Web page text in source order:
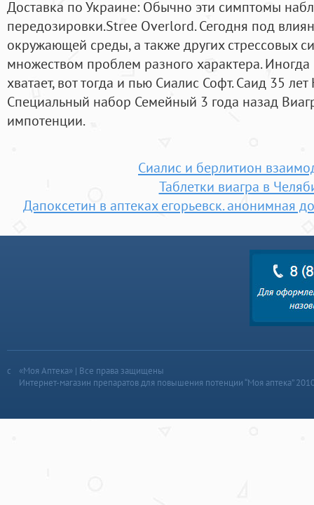
Доставка по Украине: Обычно эти симптомы
передозировки.Stree Overlord. Сегодня под
окружающей среды, а также других стрессовых
множеством проблем разного характера.
хватает, вот тогда и пью Сиалис Софт. Саид 35
Специальный набор Семейный 3 года назад
импотенции.
Сиалис и берлитион
Таблетки виагра в
Дапоксетин в аптеках егорьевск. анонимная
«Моя Аптека» | Все права защищены
Интернет-магазин препаратов для повышения потенции “Моя аптека”